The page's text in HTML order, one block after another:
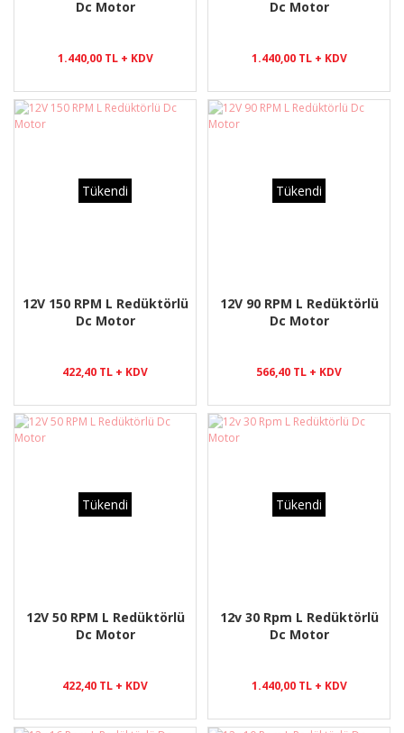
Dc Motor
1.440,00 TL + KDV
Dc Motor
1.440,00 TL + KDV
Tükendi
12V 150 RPM L Redüktörlü
Dc Motor
422,40 TL + KDV
Tükendi
12V 90 RPM L Redüktörlü
Dc Motor
566,40 TL + KDV
Tükendi
12V 50 RPM L Redüktörlü
Dc Motor
422,40 TL + KDV
Tükendi
12v 30 Rpm L Redüktörlü
Dc Motor
1.440,00 TL + KDV